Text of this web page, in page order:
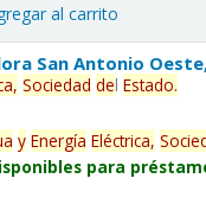
al carrito
San Antonio
Sociedad delEstado.
y Energía Eléctrica,
para